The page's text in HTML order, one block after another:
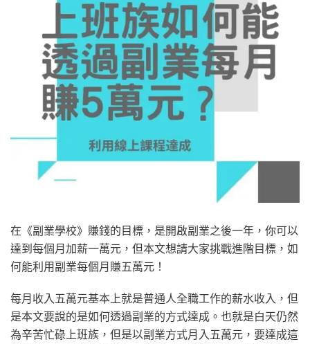
在《副業學校》賺錢的目標，是開啟副業之後一年，你可以
達到每個月加薪一萬元，但本文想請大家挑戰進階目標，如
何能利用副業每個月賺五萬元！
每月收入五萬元基本上就是普通人全職工作的薪水收入，但
是本文要說的是如何透過副業的方式達成。也就是白天仍然
為辛苦忙碌上班族，但是以副業方式月入五萬元，要達成這